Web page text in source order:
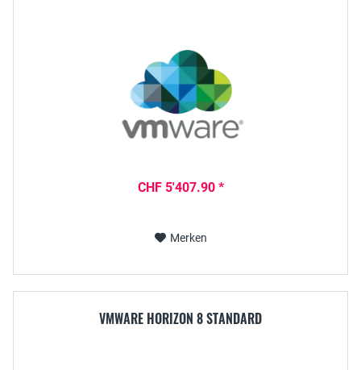
CHF 5'407.90 *
Merken
VMWARE HORIZON 8 STANDARD